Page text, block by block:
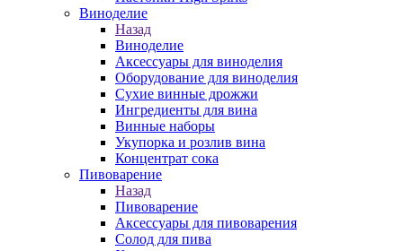
Виноделие
Назад
Виноделие
Аксессуары для виноделия
Оборудование для виноделия
Сухие винные дрожжи
Ингредиенты для вина
Винные наборы
Укупорка и розлив вина
Концентрат сока
Пивоварение
Назад
Пивоварение
Аксессуары для пивоварения
Солод для пива